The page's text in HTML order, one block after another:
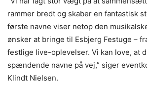
rammer bredt og skaber en fantastisk
første navne viser netop den
ønsker at bringe til Esbjerg Festuge –
festlige live-oplevelser. Vi kan love, at
spændende navne på vej,” siger
Klindt Nielsen.